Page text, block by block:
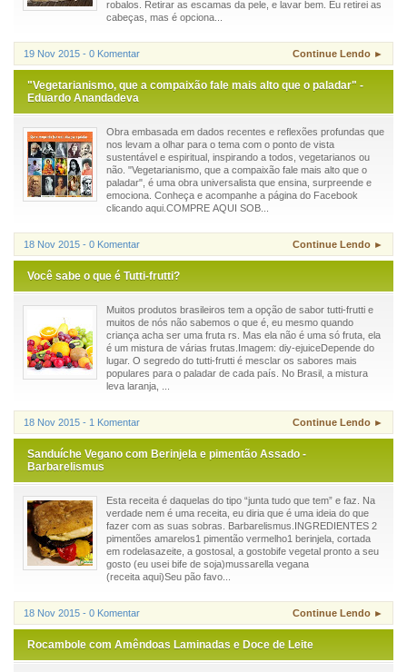
robalos. Retirar as escamas da pele, e lavar bem. Eu retirei as
cabeças, mas é opciona...
19 Nov 2015 - 0 Komentar Continue Lendo ►
"Vegetarianismo, que a compaixão fale mais alto que o paladar" -
Eduardo Anandadeva
Obra embasada em dados recentes e reflexões profundas que
nos levam a olhar para o tema com o ponto de vista
sustentável e espiritual, inspirando a todos, vegetarianos ou
não. "Vegetarianismo, que a compaixão fale mais alto que o
paladar", é uma obra universalista que ensina, surpreende e
emociona. Conheça e acompanhe a página do Facebook
clicando aqui.COMPRE AQUI SOB...
18 Nov 2015 - 0 Komentar Continue Lendo ►
Você sabe o que é Tutti-frutti?
Muitos produtos brasileiros tem a opção de sabor tutti-frutti e
muitos de nós não sabemos o que é, eu mesmo quando
criança acha ser uma fruta rs. Mas ela não é uma só fruta, ela
é um mistura de várias frutas.Imagem: diy-ejuiceDepende do
lugar. O segredo do tutti-frutti é mesclar os sabores mais
populares para o paladar de cada país. No Brasil, a mistura
leva laranja, ...
18 Nov 2015 - 1 Komentar Continue Lendo ►
Sanduíche Vegano com Berinjela e pimentão Assado -
Barbarelismus
Esta receita é daquelas do tipo “junta tudo que tem” e faz. Na
verdade nem é uma receita, eu diria que é uma ideia do que
fazer com as suas sobras. Barbarelismus.INGREDIENTES 2
pimentões amarelos1 pimentão vermelho1 berinjela, cortada
em rodelasazeite, a gostosal, a gostobife vegetal pronto a seu
gosto (eu usei bife de soja)mussarella vegana
(receita aqui)Seu pão favo...
18 Nov 2015 - 0 Komentar Continue Lendo ►
Rocambole com Amêndoas Laminadas e Doce de Leite